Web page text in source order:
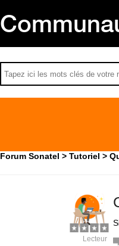
Forum Sonatel Tutoriel
Lecteur